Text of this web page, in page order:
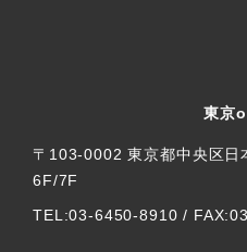
東京
〒103-0002 東京都中央区
6F/7F
TEL:03-6450-8910 /